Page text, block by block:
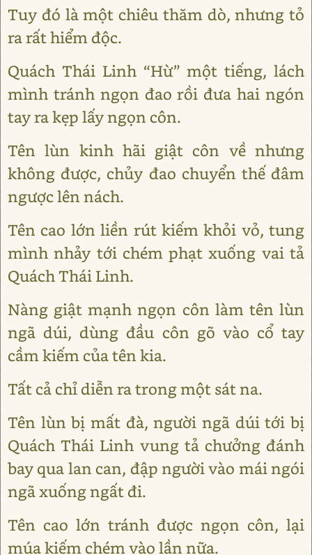
Tuy đó là một chiêu thăm dò, nhưng tỏ
ra rất hiểm độc.
Quách Thái Linh “Hừ” một tiếng, lách
mình tránh ngọn đao rồi đưa hai ngón
tay ra kẹp lấy ngọn côn.
Tên lùn kinh hãi giật côn về nhưng
không được, chủy đao chuyển thế đâm
ngược lên nách.
Tên cao lớn liền rút kiếm khỏi vỏ, tung
mình nhảy tới chém phạt xuống vai tả
Quách Thái Linh.
Nàng giật mạnh ngọn côn làm tên lùn
ngã dúi, dùng đầu côn gõ vào cổ tay
cầm kiếm của tên kia.
Tất cả chỉ diễn ra trong một sát na.
Tên lùn bị mất đà, người ngã dúi tới bị
Quách Thái Linh vung tả chưởng đánh
bay qua lan can, đập người vào mái ngói
ngã xuống ngất đi.
Tên cao lớn tránh được ngọn côn, lại
múa kiếm chém vào lần nữa.